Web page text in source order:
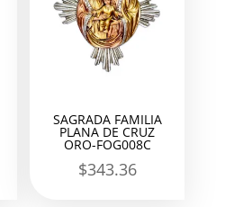
SAGRADA FAMILIA
PLANA DE CRUZ
ORO-FOG008C
$343.36